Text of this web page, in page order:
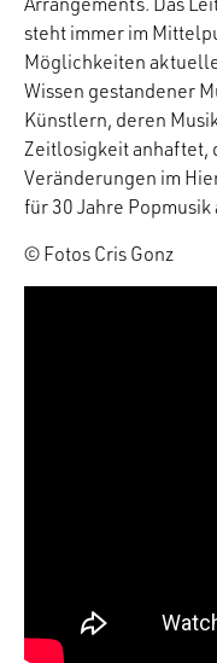
steht immer im
Möglichkeiten
Wissen gestandener
Künstlern, deren
Zeitlosigkeit anhaftet,
Veränderungen im
für 30 Jahre Popmusik
© Fotos Cris Gonz